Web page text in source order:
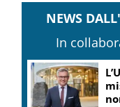
NEWS
In